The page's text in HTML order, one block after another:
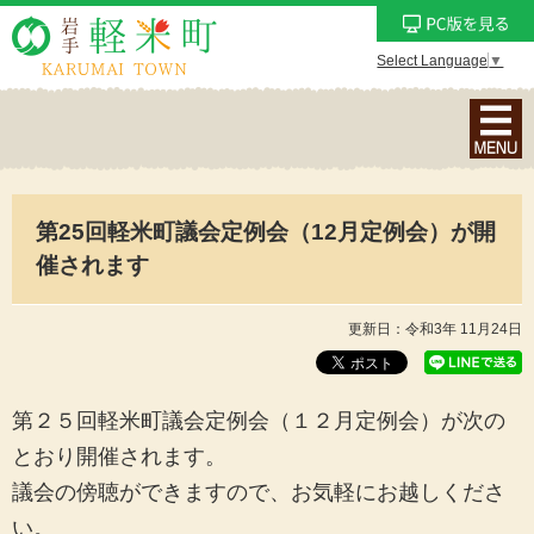
Select Language ▼
ナ
ビ
シ
メ
ニ
ュ
ー
示
第25回軽米町議会定例会（12月定例会）が開
催されます
更新日：令和3年 11月24日
第２５回軽米町議会定例会（１２月定例会）が次の
とおり開催されます。
議会の傍聴ができますので、お気軽にお越しくださ
い。